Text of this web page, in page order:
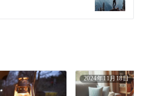
2024年11月18日